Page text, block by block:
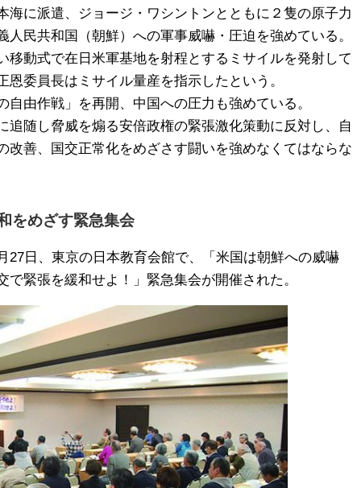
海に派遣、ジョージ・ワシントンとともに２隻の原子力
民共和国（朝鮮）への軍事威嚇・圧迫を強めている。
移動式で在日米軍基地を射程とするミサイルを発射して
委員長はミサイル量産を指示したという。
由作戦」を再開、中国への圧力も強めている。
随し脅威を煽る安倍政権の緊張激化策動に反対し、自
改善、国交正常化をめざさす闘いを強めなくてはならな
をめざす緊急集会
日、東京の日本教育会館で、「米国は朝鮮への威嚇
緊張を緩和せよ！」緊急集会が開催された。